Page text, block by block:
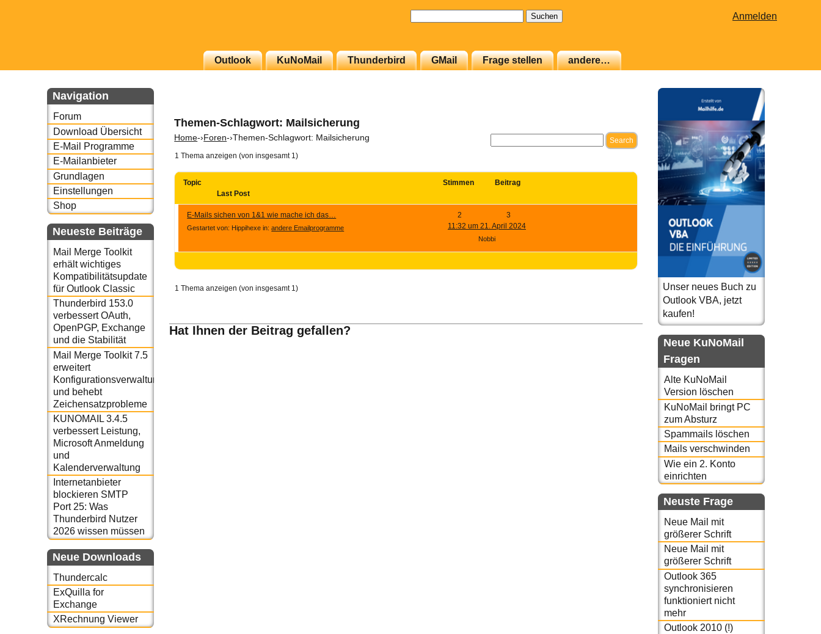
Anmelden
Outlook KuNoMail Thunderbird GMail Frage stellen andere…
Navigation
Forum
Download Übersicht
E-Mail Programme
E-Mailanbieter
Grundlagen
Einstellungen
Shop
Neueste Beiträge
Mail Merge Toolkit
erhält wichtiges
Kompatibilitätsupdate
für Outlook Classic
Thunderbird 153.0
verbessert OAuth,
OpenPGP, Exchange
und die Stabilität
Mail Merge Toolkit 7.5
erweitert
Konfigurationsverwaltung
und behebt
Zeichensatzprobleme
KUNOMAIL 3.4.5
verbessert Leistung,
Microsoft Anmeldung
und
Kalenderverwaltung
Internetanbieter
blockieren SMTP
Port 25: Was
Thunderbird Nutzer
2026 wissen müssen
Neue Downloads
Thundercalc
ExQuilla for
Exchange
XRechnung Viewer
Themen-Schlagwort: Mailsicherung
Home-›Foren-›Themen-Schlagwort: Mailsicherung
1 Thema anzeigen (von insgesamt 1)
Topic Stimmen
Beitrag
Last Post
E-Mails sichen von 1&1 wie mache ich das…
Gestartet von: Hippihexe in:andere Emailprogramme
2
3
11:32 um 21. April 2024
Nobbi
1 Thema anzeigen (von insgesamt 1)
Hat Ihnen der Beitrag gefallen?
Unser neues Buch zu
Outlook VBA, jetzt
kaufen!
Neue KuNoMail
Fragen
Alte KuNoMail
Version löschen
KuNoMail bringt PC
zum Absturz
Spammails löschen
Mails verschwinden
Wie ein 2. Konto
einrichten
Neuste Frage
Neue Mail mit
größerer Schrift
Neue Mail mit
größerer Schrift
Outlook 365
synchronisieren
funktioniert nicht
mehr
Outlook 2010 (!)
oder auch